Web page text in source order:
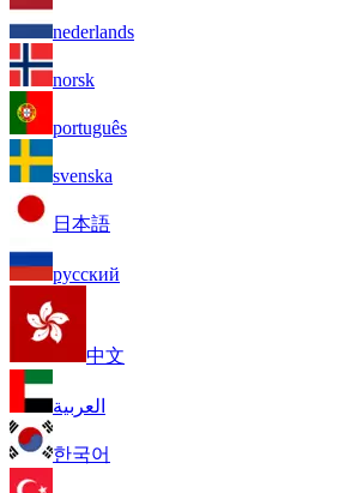
nederlands
norsk
português
svenska
日本語
русский
中文
العربية
한국어